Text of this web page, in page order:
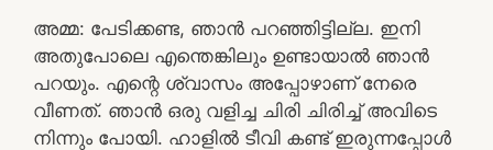
അമ്മ: പേടിക്കണ്ട, ഞാൻ പറഞ്ഞിട്ടില്ല. ഇനി
അതുപോലെ എന്തെങ്കിലും ഉണ്ടായാൽ ഞാൻ
പറയും. എന്റെ ശ്വാസം അപ്പോഴാണ് നേരെ
വീണത്. ഞാൻ ഒരു വളിച്ച ചിരി ചിരിച്ച് അവിടെ
നിന്നും പോയി. ഹാളിൽ ടീവി കണ്ട് ഇരുന്നപ്പോൾ